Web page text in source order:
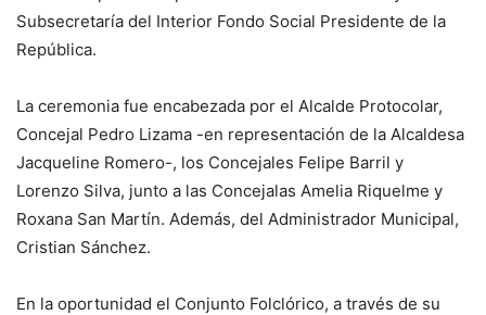
Subsecretaría del Interior Fondo Social Presidente de la
República.
La ceremonia fue encabezada por el Alcalde Protocolar,
Concejal Pedro Lizama -en representación de la Alcaldesa
Jacqueline Romero-, los Concejales Felipe Barril y
Lorenzo Silva, junto a las Concejalas Amelia Riquelme y
Roxana San Martín. Además, del Administrador Municipal,
Cristian Sánchez.
En la oportunidad el Conjunto Folclórico, a través de su